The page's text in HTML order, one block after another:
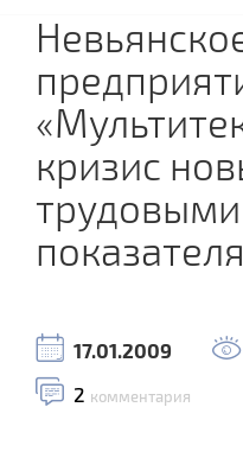
кризис
трудовыми
17.01.2009
2 комментария